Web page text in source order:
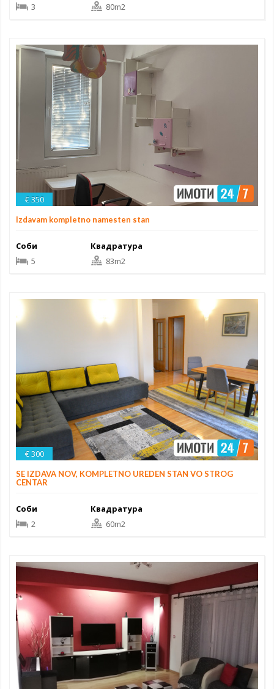
3
80m2
€ 350
Izdavam kompletno namesten stan
Соби
5
Квадратура
83m2
€ 300
SE IZDAVA NOV, KOMPLETNO UREDEN STAN VO STROG
CENTAR
Соби
2
Квадратура
60m2